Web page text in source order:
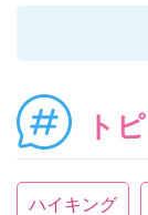
ト
ハイキング